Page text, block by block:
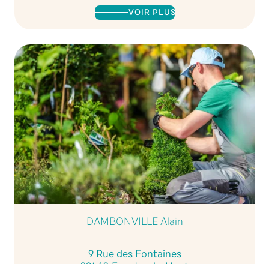
VOIR PLUS
DAMBONVILLE Alain
9 Rue des Fontaines